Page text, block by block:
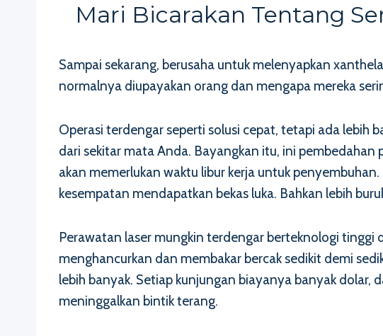
Mari Bicarakan Tentang
Sampai sekarang, berusaha untuk melenyapkan
normalnya diupayakan orang dan mengapa mereka
Operasi terdengar seperti solusi cepat, tetapi ada lebih
dari sekitar mata Anda. Bayangkan itu, ini
akan memerlukan waktu libur kerja untuk
kesempatan mendapatkan bekas luka. Bahkan lebih
Perawatan laser mungkin terdengar berteknologi tinggi
menghancurkan dan membakar bercak sedikit demi
lebih banyak. Setiap kunjungan biayanya banyak dolar,
meninggalkan bintik terang.